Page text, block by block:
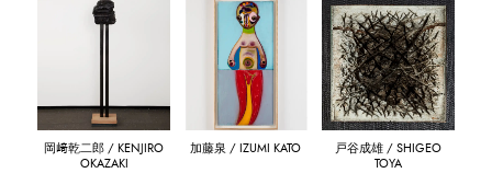
岡﨑乾二郎 / KENJIRO
OKAZAKI
加藤泉 / IZUMI KATO
戸谷成雄 / SHIGEO
TOYA